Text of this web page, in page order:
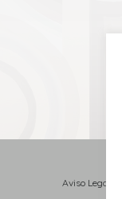
Aviso Legal